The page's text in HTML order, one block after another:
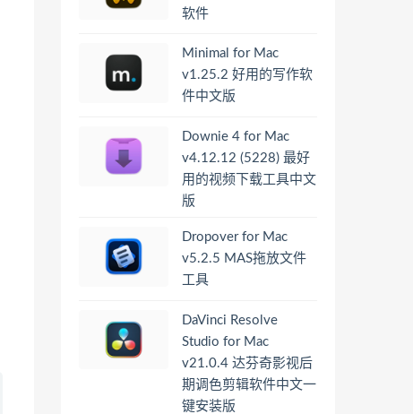
软件
Minimal for Mac
v1.25.2 好用的写作软
件中文版
Downie 4 for Mac
v4.12.12 (5228) 最好
用的视频下载工具中文
版
Dropover for Mac
v5.2.5 MAS拖放文件
工具
DaVinci Resolve
Studio for Mac
v21.0.4 达芬奇影视后
期调色剪辑软件中文一
键安装版